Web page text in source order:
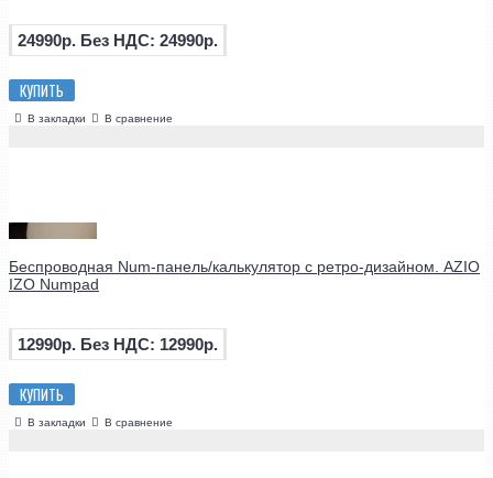
24990р. Без НДС: 24990р.
КУПИТЬ
В закладки В сравнение
Беспроводная Num-панель/калькулятор с ретро-дизайном. AZIO
IZO Numpad
12990р. Без НДС: 12990р.
КУПИТЬ
В закладки В сравнение